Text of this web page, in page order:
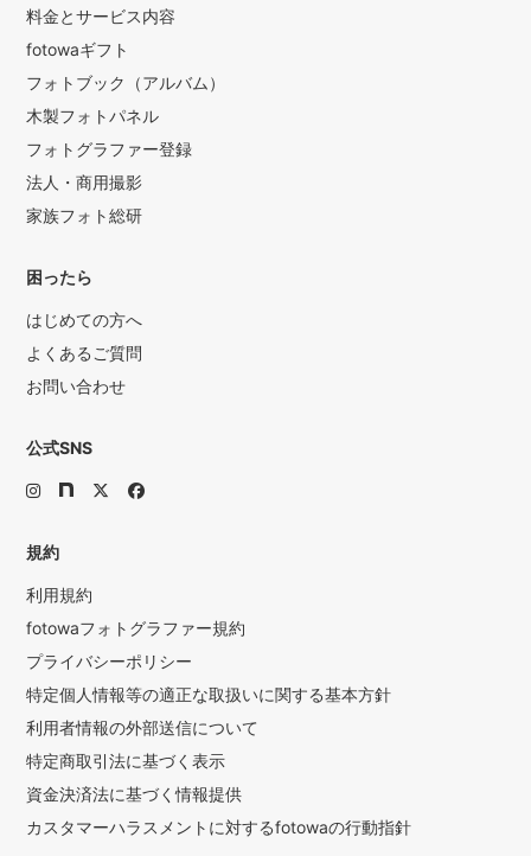
.
.
なので、しっかりお子様を抱っこしてあげたり、慰めてあ
げたり、お子様と
.
.
竹部はその瞬間シャッターチャンスとして逃しません！！
.
す。
ですが、次の撮影が詰まっている場合は時間通りに終了致
します。
.
た。
もちろん泣いてしまう子もいますので全員ではありませ
ん。人見知りする
出来ております。
.
.
お子様の状況にもよりますが、抱っこさせて頂く事も多い
んです♪♪
沢山遊んで沢山話しかけて撮影するように心がけています
料金とサービス内容
fotowaギフト
フォトブック（アルバム）
木製フォトパネル
フォトグラファー登録
法人・商用撮影
家族フォト総研
困ったら
はじめての方へ
よくあるご質問
お問い合わせ
公式SNS
規約
利用規約
fotowaフォトグラファー規約
プライバシーポリシー
特定個人情報等の適正な取扱いに関する基本方針
利用者情報の外部送信について
特定商取引法に基づく表示
資金決済法に基づく情報提供
カスタマーハラスメントに対するfotowaの行動指針